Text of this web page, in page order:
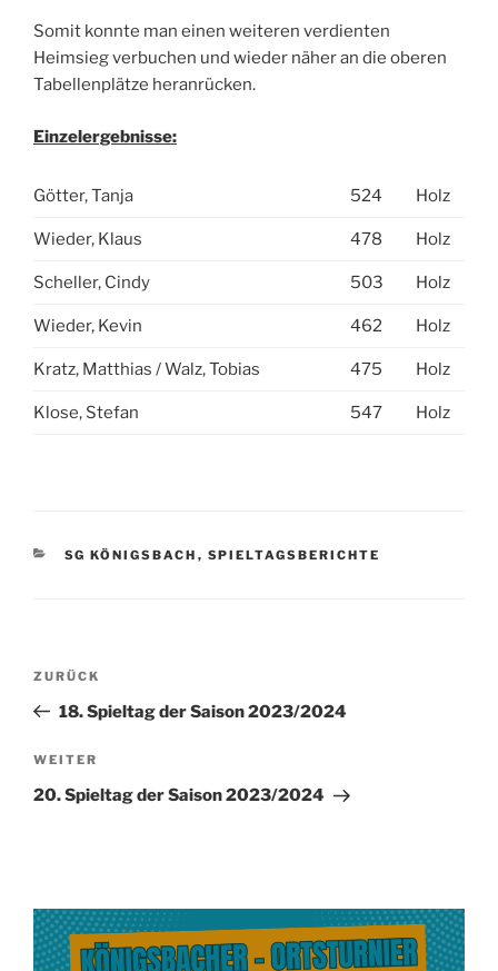
Somit konnte man einen weiteren verdienten
Heimsieg verbuchen und wieder näher an die oberen
Tabellenplätze heranrücken.
Einzelergebnisse:
Götter, Tanja 524 Holz
Wieder, Klaus 478 Holz
Scheller, Cindy 503 Holz
Wieder, Kevin 462 Holz
Kratz, Matthias / Walz, Tobias 475 Holz
Klose, Stefan 547 Holz
KATEGORIEN
SG KÖNIGSBACH , SPIELTAGSBERICHTE
Beitragsnavigation
Vorheriger
Beitrag
ZURÜCK
18. Spieltag der Saison 2023/2024
Nächster
Beitrag
WEITER
20. Spieltag der Saison 2023/2024